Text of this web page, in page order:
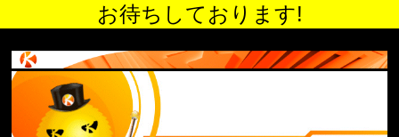
お待ちしております!